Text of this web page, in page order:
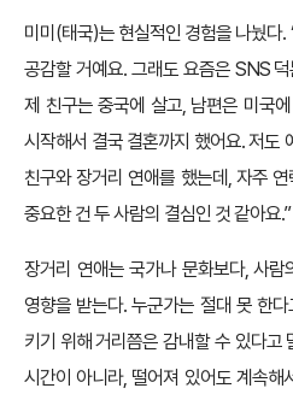
미미(태국)는 현실적인 경험을 나눴다
공감할 거예요. 그래도 요즘은 SNS
제 친구는 중국에 살고, 남편은 미국
시작해서 결국 결혼까지 했어요. 저도
친구와 장거리 연애를 했는데, 자주
중요한 건 두 사람의 결심인 것 같아요.”
장거리 연애는 국가나 문화보다, 사람
영향을 받는다. 누군가는 절대 못 한
키기 위해 거리쯤은 감내할 수 있다고
시간이 아니라, 떨어져 있어도 계속해